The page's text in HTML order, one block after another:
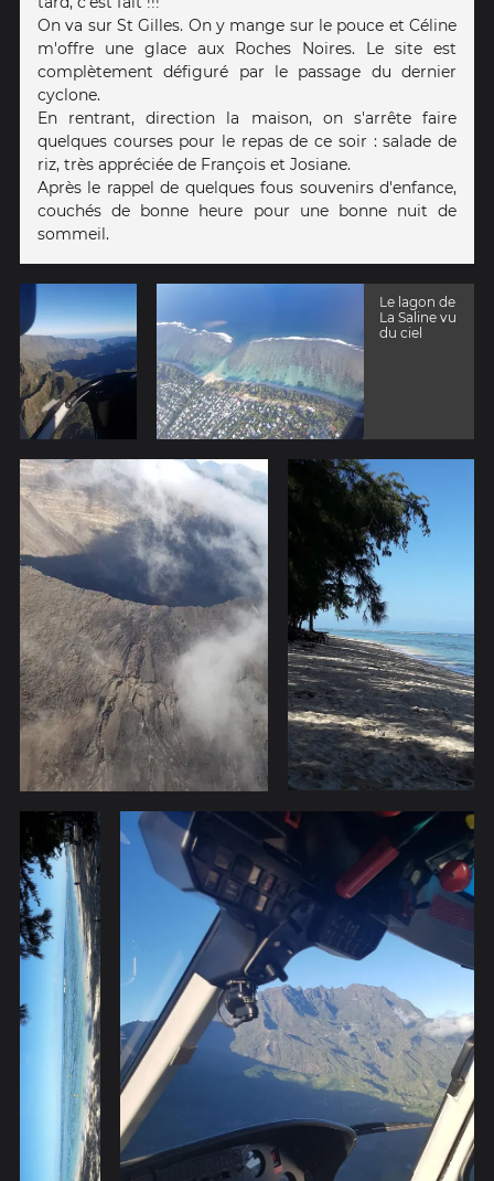
On va sur St Gilles. On y mange sur le pouce et Céline
m'offre une glace aux Roches Noires. Le site est
complètement défiguré par le passage du dernier
cyclone.
En rentrant, direction la maison, on s'arrête faire
quelques courses pour le repas de ce soir : salade de
riz, très appréciée de François et Josiane.
Après le rappel de quelques fous souvenirs d'enfance,
couchés de bonne heure pour une bonne nuit de
sommeil.
Le lagon de
La Saline vu
du ciel